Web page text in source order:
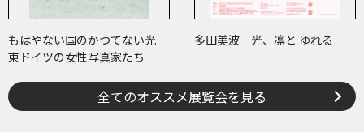
もはやない国のかつてない光
東ドイツの女性写真家たち
多田美波―光、凛と ゆれる
全てのオススメ展覧会を見る